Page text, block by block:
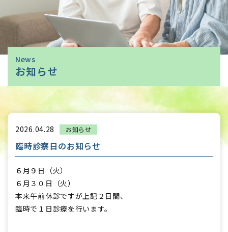
News
お知らせ
2026.04.28 お知らせ
臨時診察日のお知らせ
６月９日（火）
６月３０日（火）
本来午前休診ですが上記２日間、
臨時で１日診療を行います。